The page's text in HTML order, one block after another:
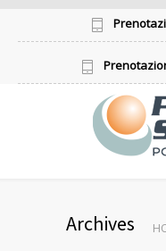
Archives